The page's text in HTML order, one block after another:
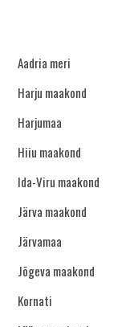
Aadria meri
Harju maakond
Harjumaa
Hiiu maakond
Ida-Viru maakond
Järva maakond
Järvamaa
Jõgeva maakond
Kornati